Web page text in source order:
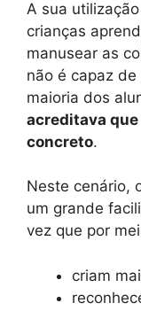
A sua
crianças
manusear as
não é capaz
maioria dos
acreditava
concreto.
Neste cenário,
um grande
vez que por
criam